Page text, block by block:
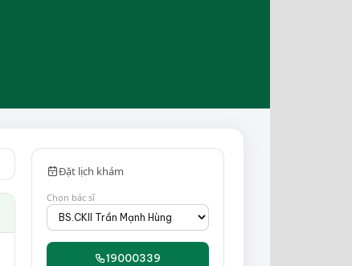
Đặt lịch khám
Chọn bác sĩ
19000339